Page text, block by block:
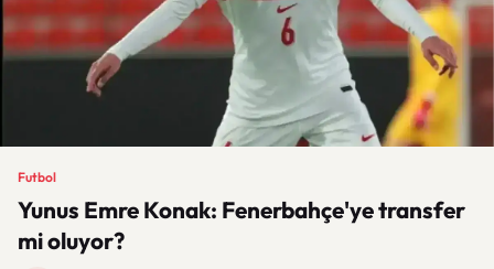
Futbol
Yunus Emre Konak: Fenerbahçe'ye transfer
mi oluyor?